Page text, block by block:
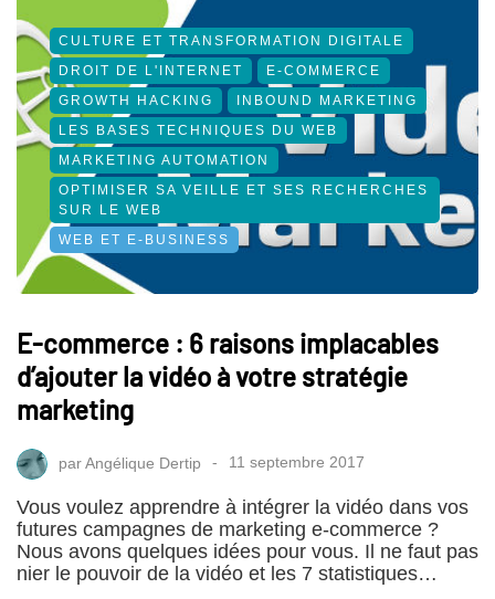
CULTURE ET TRANSFORMATION DIGITALE
DROIT DE L'INTERNET
E-COMMERCE
GROWTH HACKING
INBOUND MARKETING
LES BASES TECHNIQUES DU WEB
MARKETING AUTOMATION
OPTIMISER SA VEILLE ET SES RECHERCHES
SUR LE WEB
WEB ET E-BUSINESS
E-commerce : 6 raisons implacables
d’ajouter la vidéo à votre stratégie
marketing
parAngélique Dertip 11 septembre 2017
Vous voulez apprendre à intégrer la vidéo dans vos
futures campagnes de marketing e-commerce ?
Nous avons quelques idées pour vous. Il ne faut pas
nier le pouvoir de la vidéo et les 7 statistiques…